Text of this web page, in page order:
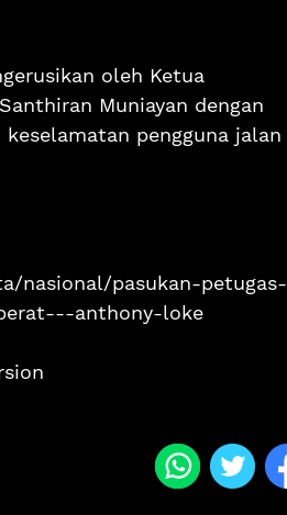
oleh Ketua
Muniayan dengan
pengguna jalan
nasional/pasukan-petugas-
anthony-loke